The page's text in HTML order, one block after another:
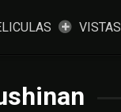
VISTAS